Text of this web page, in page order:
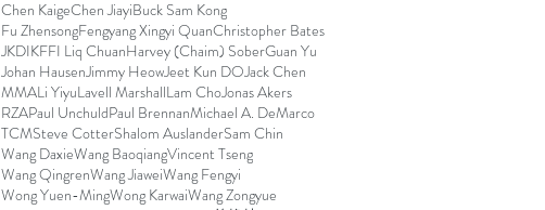
Buck Sam Kong
Chen Jiayi
Chen Kaige
Christopher Bates
Fengyang Xingyi Quan
Fu Zhensong
Guan Yu
Harvey (Chaim) Sober
I Liq Chuan
IKFF
JKD
Jack Chen
Jeet Kun DO
Jimmy Heow
Johan Hausen
Jonas Akers
Lam Cho
Lavell Marshall
Li Yiyu
MMA
Michael A. DeMarco
Paul Brennan
Paul Unchuld
RZA
Sam Chin
Shalom Auslander
Steve Cotter
TCM
Vincent Tseng
Wang Baoqiang
Wang Daxie
Wang Fengyi
Wang Jiawei
Wang Qingren
Wang Zongyue
Wong Karwai
Wong Yuen-Ming